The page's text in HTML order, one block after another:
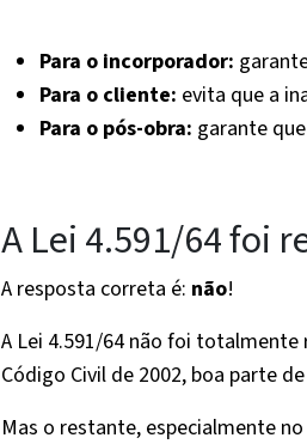
Para o incorporador:
Para o cliente: evita que a
Para o pós-obra: garante
A Lei 4.591/64 foi
A resposta correta é: não!
A Lei 4.591/64 não foi
Código Civil de 2002, boa parte
Mas o restante, especialmente